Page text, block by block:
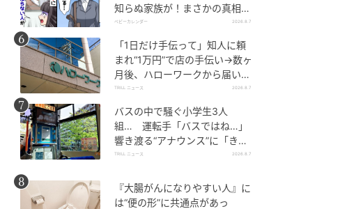
知らぬ家族が！まさかの真相と
は！？
ベビーカレンダー 2026.8.7
「1日だけ手伝って」知人に頼
まれ“1万円”で店の手伝い→数ヶ
月後、ハローワークから届いた
電話に50代女性が“青ざめたワ
TRILL ニュース 2026.8.7
バスの中で騒ぐ小学生3人
組… 運転手「バスではね…」
響き渡る“アナウンス”に「きっ
といい経験になった」
TRILL ニュース 2026.8.7
『大腸がんになりやすい人』に
は“便の形”に共通点があっ